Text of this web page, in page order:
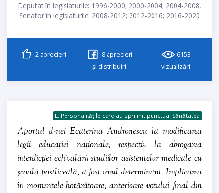
Deputat în legislaturile: 1996-2000; 2000-2004; 2004-2008,
Senator în legislaturile: 2008-2012; 2012-2016; 2016-2020
2 aprecieri 8 aprecieri
și distribuiri
6153
vizualizări
E. Personalitățile care au sprijinit punctual Sănătatea
Aportul d-nei Ecaterina Andronescu la modificarea
legii educației naționale, respectiv la abrogarea
interdicției echivalării studiilor asistentelor medicale cu
școală postliceală, a fost unul determinant. Implicarea
în momentele hotărâtoare, anterioare votului final din